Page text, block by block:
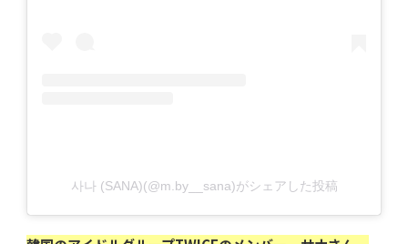
사나 (SANA)(@m.by__sana)がシェアした投稿